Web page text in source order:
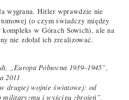
wygrana. Hitler wprawdzie nie
(o czym świadczy między
w Górach Sowich), ale na
nie zdołał ich zrealizować.
„Europa Północna 1939–1945”,
2011
drugiej wojnie światowej: od
i wyścigu zbrojeń”,